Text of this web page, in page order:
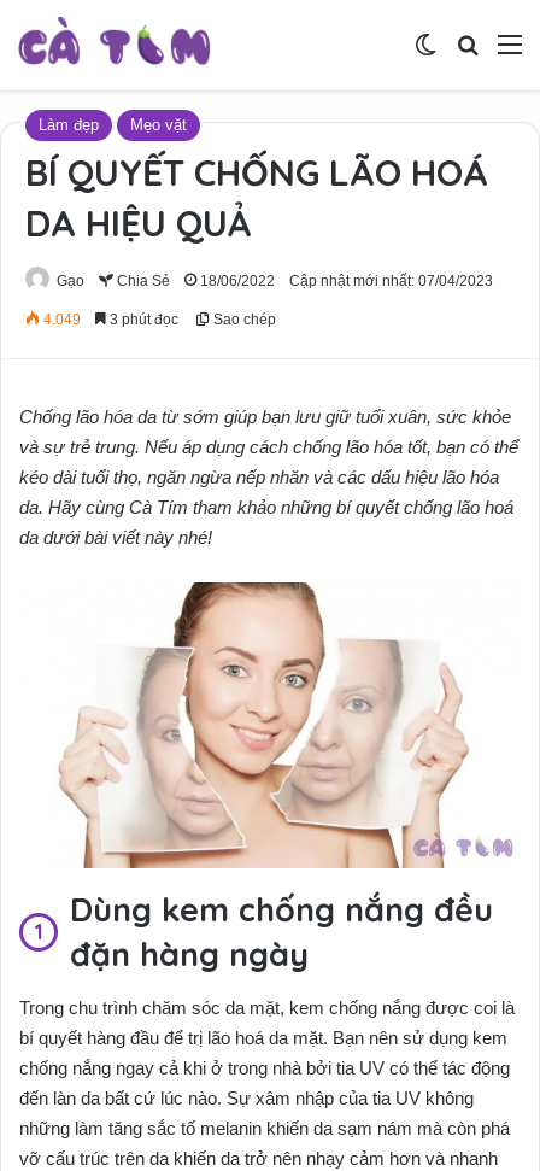
Tìm
Switch skin
Làm đẹp Mẹo vặt
BÍ QUYẾT CHỐNG LÃO HOÁ
DA HIỆU QUẢ
Gạo Chia Sẻ 18/06/2022 Cập nhật mới nhất: 07/04/2023
4.049 3 phút đọc Sao chép
Chống lão hóa da từ sớm giúp bạn lưu giữ tuổi xuân, sức khỏe
và sự trẻ trung. Nếu áp dụng cách chống lão hóa tốt, bạn có thể
kéo dài tuổi thọ, ngăn ngừa nếp nhăn và các dấu hiệu lão hóa
da. Hãy cùng Cà Tím tham khảo những bí quyết chống lão hoá
da dưới bài viết này nhé!
Dùng kem chống nắng đều
đặn hàng ngày
Trong chu trình chăm sóc da mặt, kem chống nắng được coi là
bí quyết hàng đầu để trị lão hoá da mặt. Bạn nên sử dụng kem
chống nắng ngay cả khi ở trong nhà bởi tia UV có thể tác động
đến làn da bất cứ lúc nào. Sự xâm nhập của tia UV không
những làm tăng sắc tố melanin khiến da sạm nám mà còn phá
vỡ cấu trúc trên da khiến da trở nên nhạy cảm hơn và nhanh